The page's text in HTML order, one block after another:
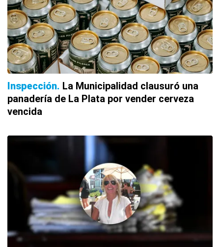
Inspección La Municipalidad clausuró una
panadería de La Plata por vender cerveza
vencida